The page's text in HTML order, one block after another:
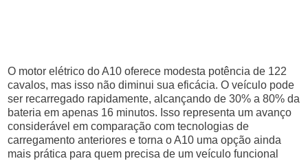
O motor elétrico do A10 oferece modesta potência de 122
cavalos, mas isso não diminui sua eficácia. O veículo pode
ser recarregado rapidamente, alcançando de 30% a 80% da
bateria em apenas 16 minutos. Isso representa um avanço
considerável em comparação com tecnologias de
carregamento anteriores e torna o A10 uma opção ainda
mais prática para quem precisa de um veículo funcional